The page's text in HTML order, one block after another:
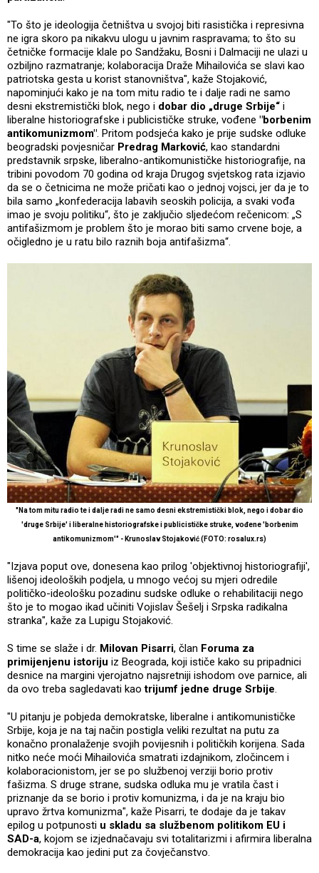
"To što je ideologija četništva u svojoj biti rasistička i represivna
ne igra skoro pa nikakvu ulogu u javnim raspravama; to što su
četničke formacije klale po Sandžaku, Bosni i Dalmaciji ne ulazi u
ozbiljno razmatranje; kolaboracija Draže Mihailovića se slavi kao
patriotska gesta u korist stanovništva", kaže Stojaković,
napominjući kako je na tom mitu radio te i dalje radi ne samo
desni ekstremistički blok, nego i dobar dio „druge Srbije“ i
liberalne historiografske i publicističke struke, vođene "borbenim
antikomunizmom". Pritom podsjeća kako je prije sudske odluke
beogradski povjesničar Predrag Marković, kao standardni
predstavnik srpske, liberalno-antikomunističke historiografije, na
tribini povodom 70 godina od kraja Drugog svjetskog rata izjavio
da se o četnicima ne može pričati kao o jednoj vojsci, jer da je to
bila samo „konfederacija labavih seoskih policija, a svaki vođa
imao je svoju politiku“, što je zaključio sljedećom rečenicom: „S
antifašizmom je problem što je morao biti samo crvene boje, a
očigledno je u ratu bilo raznih boja antifašizma“.
"Na tom mitu radio te i dalje radi ne samo desni ekstremistički blok, nego i dobar dio
'druge Srbije' i liberalne historiografske i publicističke struke, vođene 'borbenim
antikomunizmom'" - Krunoslav Stojaković (FOTO: rosalux.rs)
"Izjava poput ove, donesena kao prilog 'objektivnoj historiografiji',
lišenoj ideoloških podjela, u mnogo većoj su mjeri odredile
političko-ideološku pozadinu sudske odluke o rehabilitaciji nego
što je to mogao ikad učiniti Vojislav Šešelj i Srpska radikalna
stranka", kaže za Lupigu Stojaković.
S time se slaže i dr. Milovan Pisarri, član Foruma za
primijenjenu istoriju iz Beograda, koji ističe kako su pripadnici
desnice na margini vjerojatno najsretniji ishodom ove parnice, ali
da ovo treba sagledavati kaotrijumf jedne druge Srbije.
"U pitanju je pobjeda demokratske, liberalne i antikomunističke
Srbije, koja je na taj način postigla veliki rezultat na putu za
konačno pronalaženje svojih povijesnih i političkih korijena. Sada
nitko neće moći Mihailovića smatrati izdajnikom, zločincem i
kolaboracionistom, jer se po službenoj verziji borio protiv
fašizma. S druge strane, sudska odluka mu je vratila čast i
priznanje da se borio i protiv komunizma, i da je na kraju bio
upravo žrtva komunizma", kaže Pisarri, te dodaje da je takav
epilog u potpunosti u skladu sa službenom politikom EU i
SAD-a, kojom se izjednačavaju svi totalitarizmi i afirmira liberalna
demokracija kao jedini put za čovječanstvo.